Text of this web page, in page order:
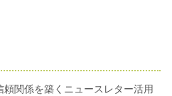
頼関係を築くニュースレター活用